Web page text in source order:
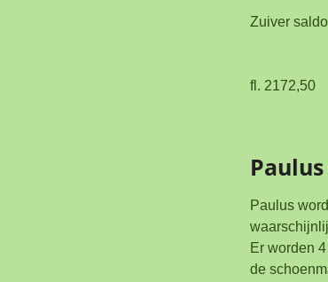
Zuiver saldo
fl. 2172,50
Paulus
Er worden
de